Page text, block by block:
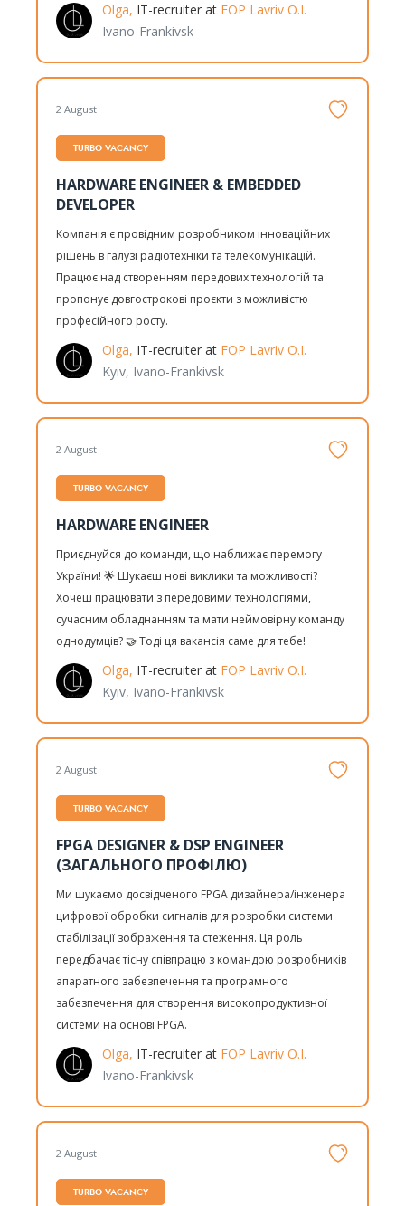
Olga, IT-recruiter at FOP Lavriv O.I.
Ivano-Frankivsk
2 August
TURBO VACANCY
HARDWARE ENGINEER & EMBEDDED
DEVELOPER
Компанія є провідним розробником інноваційних
рішень в галузі радіотехніки та телекомунікацій.
Працює над створенням передових технологій та
пропонує довгострокові проєкти з можливістю
професійного росту.
Olga, IT-recruiter at FOP Lavriv O.I.
Kyiv, Ivano-Frankivsk
2 August
TURBO VACANCY
HARDWARE ENGINEER
Приєднуйся до команди, що наближає перемогу
України! 🌟 Шукаєш нові виклики та можливості?
Хочеш працювати з передовими технологіями,
сучасним обладнанням та мати неймовірну команду
однодумців? 🤝 Тоді ця вакансія саме для тебе!
Olga, IT-recruiter at FOP Lavriv O.I.
Kyiv, Ivano-Frankivsk
2 August
TURBO VACANCY
FPGA DESIGNER & DSP ENGINEER
(ЗАГАЛЬНОГО ПРОФІЛЮ)
Ми шукаємо досвідченого FPGA дизайнера/інженера
цифрової обробки сигналів для розробки системи
стабілізації зображення та стеження. Ця роль
передбачає тісну співпрацю з командою розробників
апаратного забезпечення та програмного
забезпечення для створення високопродуктивної
системи на основі FPGA.
Olga, IT-recruiter at FOP Lavriv O.I.
Ivano-Frankivsk
2 August
TURBO VACANCY